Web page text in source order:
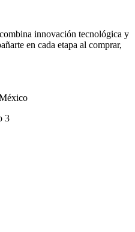
innovación tecnológica y
en cada etapa al comprar,
3